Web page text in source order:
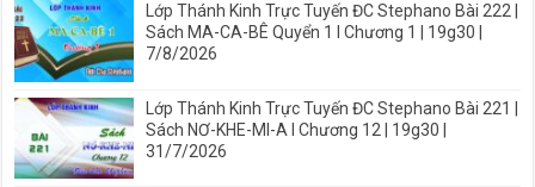
Lớp Thánh Kinh Trực Tuyến ĐC Stephano Bài 222 |
Sách MA-CA-BÊ Quyển 1 I Chương 1 | 19g30 |
7/8/2026
Lớp Thánh Kinh Trực Tuyến ĐC Stephano Bài 221 |
Sách NƠ-KHE-MI-A I Chương 12 | 19g30 |
31/7/2026